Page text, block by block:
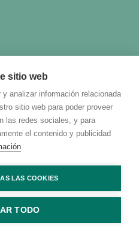
sitio web
analizar información relacionada
sitio web para poder proveer
las redes sociales, y para
el contenido y publicidad
LAS COOKIES
TODO